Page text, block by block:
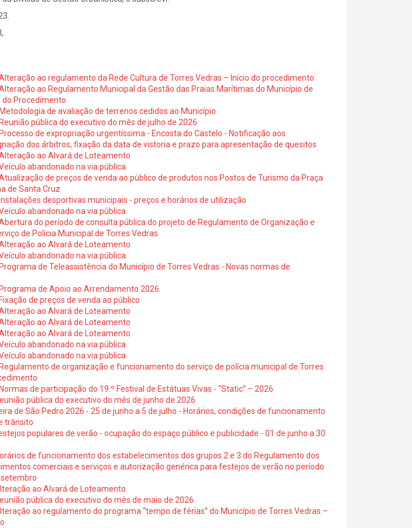
ao regulamento da Rede Cultura de Torres Vedras – Início do procedimento
ao Regulamento Municipal da Gestão das Praias Marítimas do Município de
do Procedimento
de avaliação de terrenos cedidos ao Município
pública do executivo do mês de julho de 2026
de expropriação urgentíssima - Encosta do Castelo - Notificação aos
dos árbitros, fixação da data de vistoria e prazo para apresentação de quesitos
ao Alvará de Loteamento
abandonado na via pública
de preços de venda ao público de produtos nos Postos de Turismo da Praça
de Santa Cruz
desportivas municipais - preços e horários de utilização
abandonado na via pública
do período de consulta pública do projeto de Regulamento de Organização e
de Polícia Municipal de Torres Vedras
ao Alvará de Loteamento
abandonado na via pública
de Teleassistência do Município de Torres Vedras - Novas normas de
de Apoio ao Arrendamento 2026
de preços de venda ao público
ao Alvará de Loteamento
ao Alvará de Loteamento
ao Alvará de Loteamento
abandonado na via pública
abandonado na via pública
de organização e funcionamento do serviço de polícia municipal de Torres
de participação do 19.º Festival de Estátuas Vivas - “Static” – 2026
pública do executivo do mês de junho de 2026
de São Pedro 2026 - 25 de junho a 5 de julho - Horários, condições de funcionamento
trânsito
populares de verão - ocupação do espaço público e publicidade - 01 de junho a 30
de funcionamento dos estabelecimentos dos grupos 2 e 3 do Regulamento dos
comerciais e serviços e autorização genérica para festejos de verão no período
setembro
ao Alvará de Loteamento
pública do executivo do mês de maio de 2026
ao regulamento do programa “tempo de férias” do Município de Torres Vedras –